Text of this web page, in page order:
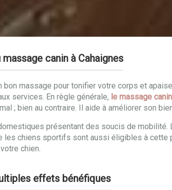
canin à Cahaignes
bon massage pour tonifier votre corps et
services. En règle générale, le massage canin
; bien au contraire. Il aide à améliorer son
présentant des soucis de
les chiens sportifs sont aussi éligibles à
chien.
effets bénéfiques